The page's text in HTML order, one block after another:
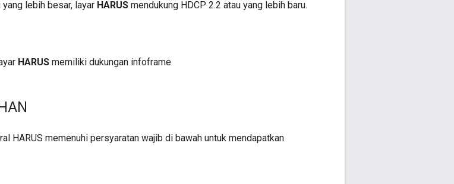
lebih besar, layar HARUS mendukung HDCP 2.2 atau yang lebih baru.
HARUS memiliki dukungan infoframe
HARUS memenuhi persyaratan wajib di bawah untuk mendapatkan